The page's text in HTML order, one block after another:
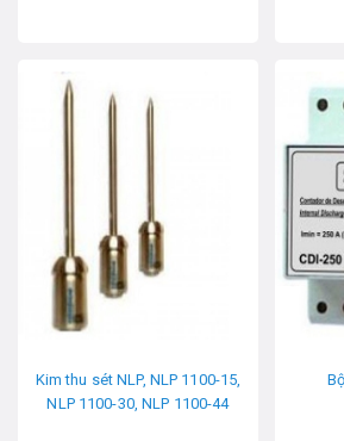
Kim thu sét NLP, NLP 1100-15,
NLP 1100-30, NLP 1100-44